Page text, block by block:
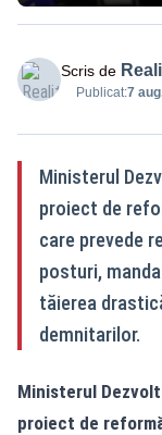
Scris de
Publicat:7
Ministerul
proiect de
care prevede
posturi,
tăierea
demnitarilor.
Ministerul
proiect de